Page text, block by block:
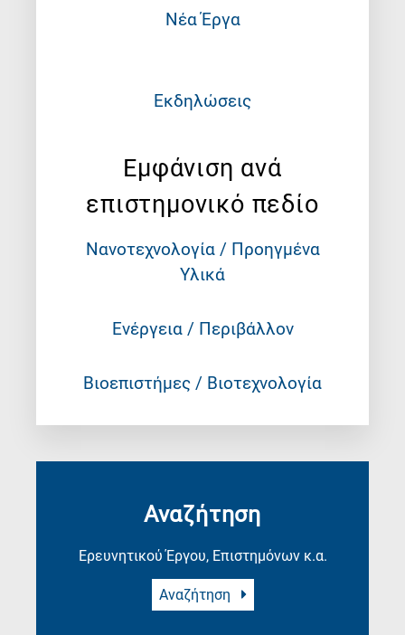
Νέα Έργα
Εκδηλώσεις
Εμφάνιση ανά
επιστημονικό πεδίο
Νανοτεχνολογία / Προηγμένα
Υλικά
Ενέργεια / Περιβάλλον
Βιοεπιστήμες / Βιοτεχνολογία
Αναζήτηση
Ερευνητικού Έργου, Επιστημόνων κ.α.
Αναζήτηση